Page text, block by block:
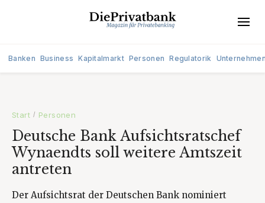
Banken Business Kapitalmarkt Personen Regulatorik
Start / Personen
Deutsche Bank Aufsichtsratschef
Wynaendts soll weitere Amtszeit
antreten
Der Aufsichtsrat der Deutschen Bank nominiert